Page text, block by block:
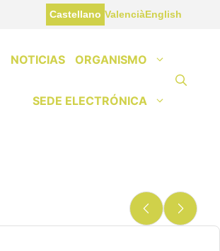
Castellano ValenciàEnglish
NOTICIAS ORGANISMO
SEDE ELECTRÓNICA